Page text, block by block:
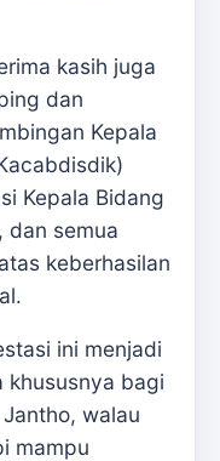
kasih juga
dan
Kepala
Kepala Bidang
dan semua
keberhasilan
ini menjadi
khususnya bagi
walau
mampu